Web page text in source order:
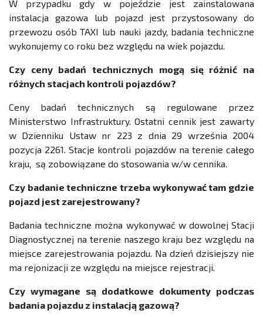
W przypadku gdy w pojeździe jest zainstalowana
instalacja gazowa lub pojazd jest przystosowany do
przewozu osób TAXI lub nauki jazdy, badania techniczne
wykonujemy co roku bez względu na wiek pojazdu.
Czy ceny badań technicznych mogą się różnić na
różnych stacjach kontroli pojazdów?
Ceny badań technicznych są regulowane przez
Ministerstwo Infrastruktury. Ostatni cennik jest zawarty
w Dzienniku Ustaw nr 223 z dnia 29 września 2004
pozycja 2261. Stacje kontroli pojazdów na terenie całego
kraju, są zobowiązane do stosowania w/w cennika.
Czy badanie techniczne trzeba wykonywać tam gdzie
pojazd jest zarejestrowany?
Badania techniczne można wykonywać w dowolnej Stacji
Diagnostycznej na terenie naszego kraju bez względu na
miejsce zarejestrowania pojazdu. Na dzień dzisiejszy nie
ma rejonizacji ze względu na miejsce rejestracji.
Czy wymagane są dodatkowe dokumenty podczas
badania pojazdu z instalacją gazową?